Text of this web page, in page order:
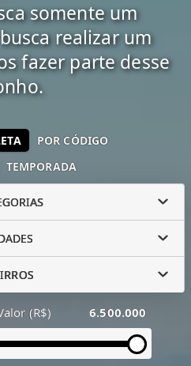
somente um
realizar um
fazer parte desse
TEMPORADA
POR CÓDIGO
(R$) 6.500.000